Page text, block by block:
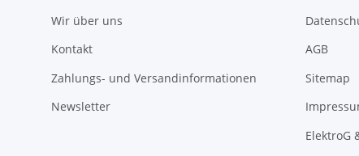
Wir über uns
Kontakt
Zahlungs- und Versandinformationen
Newsletter
AGB
Sitemap
ElektroG